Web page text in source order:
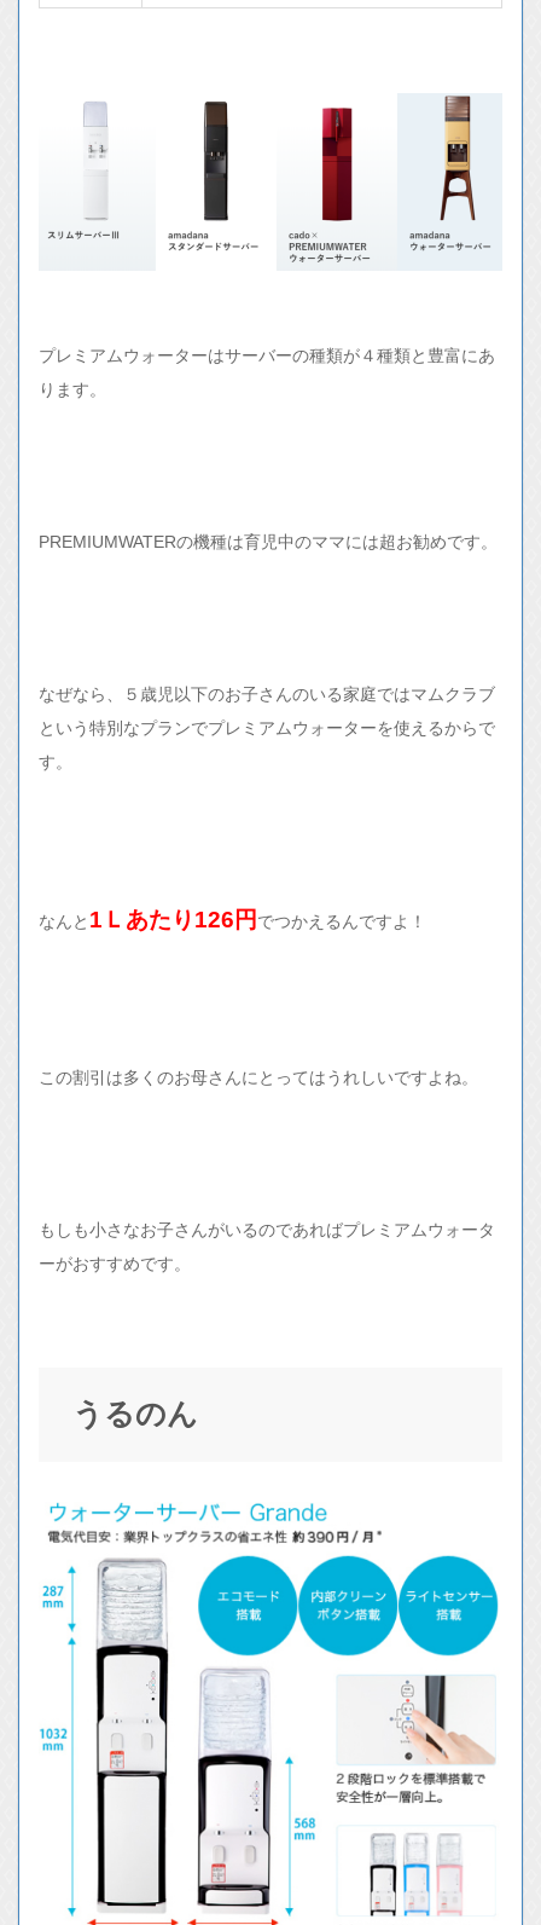
プレミアムウォーターはサーバーの種類が４種類と豊富にあ
ります。
PREMIUMWATERの機種は育児中のママには超お勧めです。
なぜなら、５歳児以下のお子さんのいる家庭ではマムクラブ
という特別なプランでプレミアムウォーターを使えるからで
す。
なんと 1Ｌあたり126円 でつかえるんですよ！
この割引は多くのお母さんにとってはうれしいですよね。
もしも小さなお子さんがいるのであればプレミアムウォータ
ーがおすすめです。
うるのん